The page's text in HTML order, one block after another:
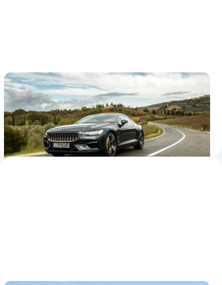
Гибриды Polestar 1 могут загореться из-за
перегрева батареи
Потенциальную неисправность обнаружили у 66
автомобилей, которые оснастили бракованными
аккумуляторами. При этом запчасти для ремонта Polestar
подготовит только к следующему лету
21 декабря 2022Новости